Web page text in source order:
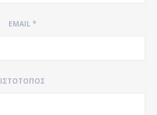
EMAIL*
ΙΣΤΌΤΟΠΟΣ